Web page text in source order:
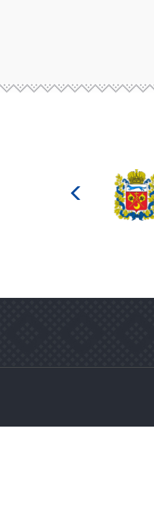
культуры
Российской